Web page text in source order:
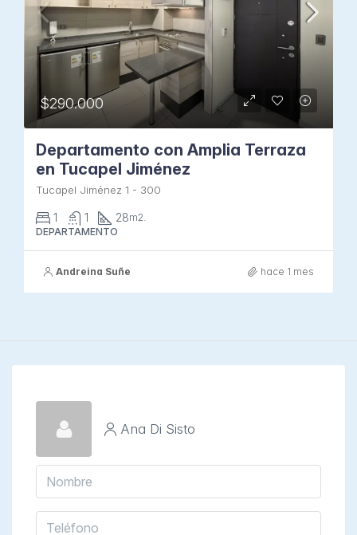
$290.000
Departamento con Amplia Terraza
en Tucapel Jiménez
Tucapel Jiménez 1 - 300
1 1 28m2.
DEPARTAMENTO
Andreina Suñe hace 1 mes
Ana Di Sisto